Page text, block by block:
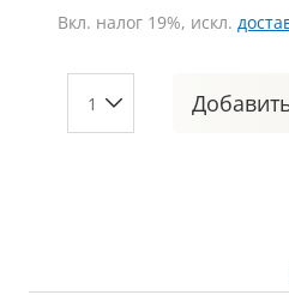
Вкл. налог 19%, искл.